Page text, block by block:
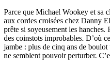
Parce que Michael Wookey et sa
aux cordes croisées chez Danny
prête si soyeusement les
des coinstots improbables. D’où
jambe : plus de cinq ans de
ne semblent pouvoir perturber.